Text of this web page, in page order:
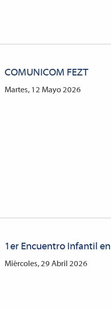
COMUNICOM FEZT
Martes, 12 Mayo 2026
1er Encuentro Infantil
Miércoles, 29 Abril 2026